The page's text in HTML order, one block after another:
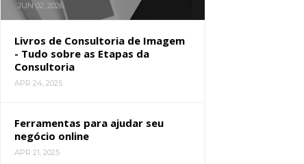
JUN 02, 2026
Livros de Consultoria de Imagem
- Tudo sobre as Etapas da
Consultoria
APR 24, 2025
Ferramentas para ajudar seu
negócio online
APR 21, 2025